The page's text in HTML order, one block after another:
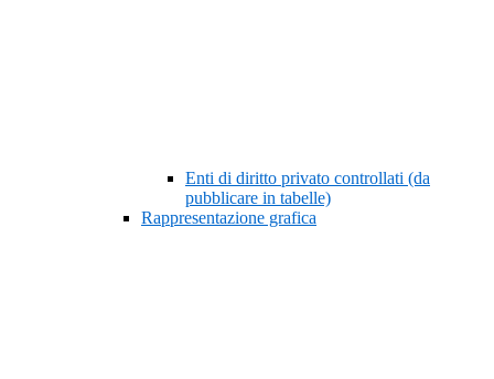
Enti di diritto privato controllati (da
pubblicare in tabelle)
Rappresentazione grafica